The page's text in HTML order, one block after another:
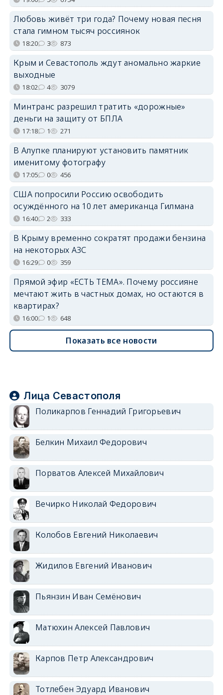
Любовь живёт три года? Почему новая песня
стала гимном тысяч россиянок
18:20 3 873
Крым и Севастополь ждут аномально жаркие
выходные
18:02 4 3079
Минтранс разрешил тратить «дорожные»
деньги на защиту от БПЛА
17:18 1 271
В Алупке планируют установить памятник
именитому фотографу
17:05 0 456
США попросили Россию освободить
осуждённого на 10 лет американца Гилмана
16:40 2 333
В Крыму временно сократят продажи бензина
на некоторых АЗС
16:29 0 359
Прямой эфир «ЕСТЬ ТЕМА». Почему россияне
мечтают жить в частных домах, но остаются в
квартирах?
16:00 1 648
Показать все новости
Лица Севастополя
Поликарпов Геннадий Григорьевич
Белкин Михаил Федорович
Порватов Алексей Михайлович
Вечирко Николай Федорович
Колобов Евгений Николаевич
Жидилов Евгений Иванович
Пьянзин Иван Семёнович
Матюхин Алексей Павлович
Карпов Петр Александрович
Тотлебен Эдуард Иванович